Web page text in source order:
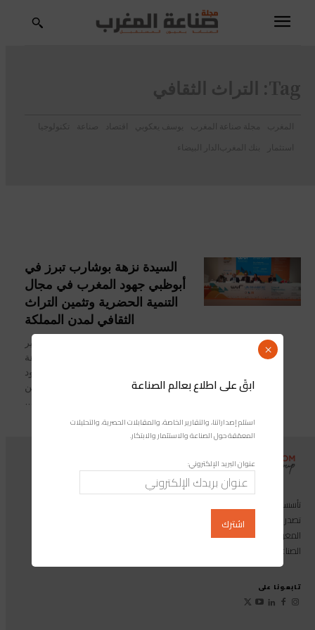
Tag: التراث الثقافي
المغرب مجلة صناعة المغرب يوسف يعكوبي اقتصاد صناعة
تكنولوجيا
استثمار
بنك المغرب الدار البيضاء
السيدة نزهة بوشارب تبرز في
أبوظبي جهود المغرب في مجال
التنمية الحضرية وتثمين التراث
الثقافي لمدن المملكة
أبرزت وزيرة إعداد التراب الوطني والتعمير
والإسكان وسياسة المدينة، السيدة نزهة
بوشارب اليوم الأحد في أبوظبي، جهود
المغرب في مجال التنمية الحضرية وتثمين
التراث...
تصدر المجلة الرائدة المخصصة للصناعة والاستثمار والابتكار: مجلة «صناعة
المغرب»، بالإضافة إلى أول منصة رقمية موجهة لخدمة المهنيين في القطاع
الصناعي.
تابعونا على
ابقَ على اطلاع بعالم الصناعة
استلم إصداراتنا، والتقارير الخاصة، والمقابلات الحصرية، والتحليلات
المعمّقة حول الصناعة والاستثمار والابتكار.
عنوان البريد الإلكتروني:
×